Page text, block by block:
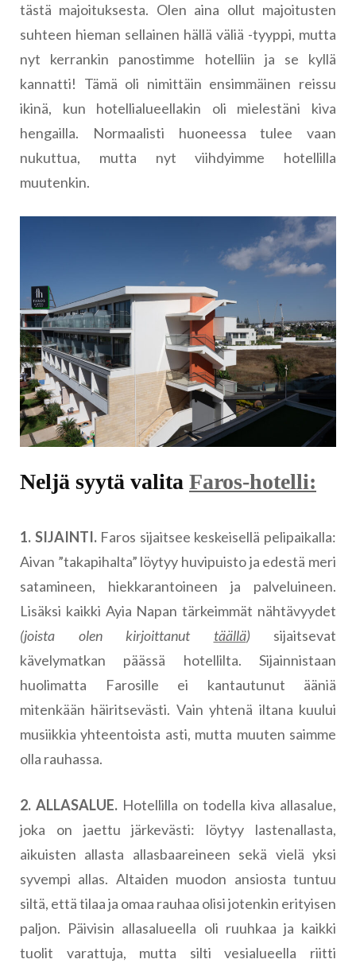
tästä majoituksesta. Olen aina ollut majoitusten
suhteen hieman sellainen hällä väliä -tyyppi, mutta
nyt kerrankin panostimme hotelliin ja se kyllä
kannatti! Tämä oli nimittäin ensimmäinen reissu
ikinä, kun hotellialueellakin oli mielestäni kiva
hengailla. Normaalisti huoneessa tulee vaan
nukuttua, mutta nyt viihdyimme hotellilla
muutenkin.
Neljä syytä valita Faros-hotelli:
1. SIJAINTI.Faros sijaitsee keskeisellä pelipaikalla:
Aivan ”takapihalta” löytyy huvipuisto ja edestä meri
satamineen, hiekkarantoineen ja palveluineen.
Lisäksi kaikki Ayia Napan tärkeimmät nähtävyydet
(joista olen kirjoittanut täällä)sijaitsevat
kävelymatkan päässä hotellilta. Sijainnistaan
huolimatta Farosille ei kantautunut ääniä
mitenkään häiritsevästi. Vain yhtenä iltana kuului
musiikkia yhteentoista asti, mutta muuten saimme
olla rauhassa.
2. ALLASALUE.Hotellilla on todella kiva allasalue,
joka on jaettu järkevästi: löytyy lastenallasta,
aikuisten allasta allasbaareineen sekä vielä yksi
syvempi allas. Altaiden muodon ansiosta tuntuu
siltä, että tilaa ja omaa rauhaa olisi jotenkin erityisen
paljon. Päivisin allasalueella oli ruuhkaa ja kaikki
tuolit varattuja, mutta silti vesialueella riitti